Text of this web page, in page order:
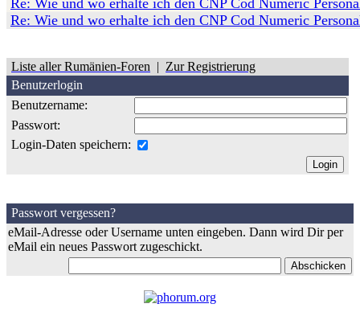
Re: Wie und wo erhalte ich den CNP Cod Numeric
Re: Wie und wo erhalte ich den CNP Cod Numeric
Liste aller Rumänien-Foren | Zur Registrierung
Benutzerlogin
Benutzername:
Passwort:
Login-Daten speichern:
Passwort vergessen?
eMail-Adresse oder Username unten eingeben. Dann wird Dir per
eMail ein neues Passwort zugeschickt.